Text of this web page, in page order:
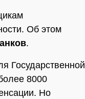
Об этом
.
Государственной
8000
Но